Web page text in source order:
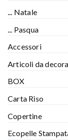
... Natale
... Pasqua
Accessori
Articoli da
BOX
Carta Riso
Copertine
Ecopelle